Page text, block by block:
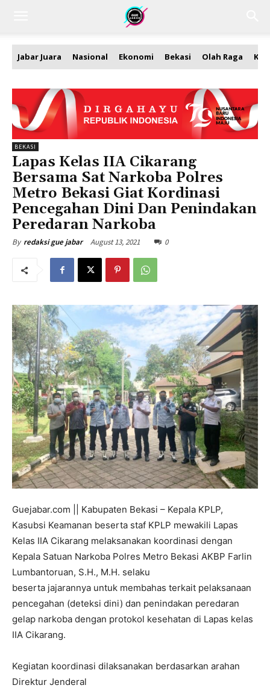
Jabar Juara Nasional Ekonomi Bekasi Olah Raga
BEKASI
Lapas Kelas IIA Cikarang
Bersama Sat Narkoba Polres
Metro Bekasi Giat Kordinasi
Pencegahan Dini Dan Penindakan
Peredaran Narkoba
By redaksi gue jabar August 13, 2021 0
Guejabar.com || Kabupaten Bekasi – Kepala KPLP,
Kasubsi Keamanan beserta staf KPLP mewakili Lapas
Kelas IIA Cikarang melaksanakan koordinasi dengan
Kepala Satuan Narkoba Polres Metro Bekasi AKBP Farlin
Lumbantoruan, S.H., M.H. selaku
beserta jajarannya untuk membahas terkait pelaksanaan
pencegahan (deteksi dini) dan penindakan peredaran
gelap narkoba dengan protokol kesehatan di Lapas kelas
IIA Cikarang.
Kegiatan koordinasi dilaksanakan berdasarkan arahan
Direktur Jenderal